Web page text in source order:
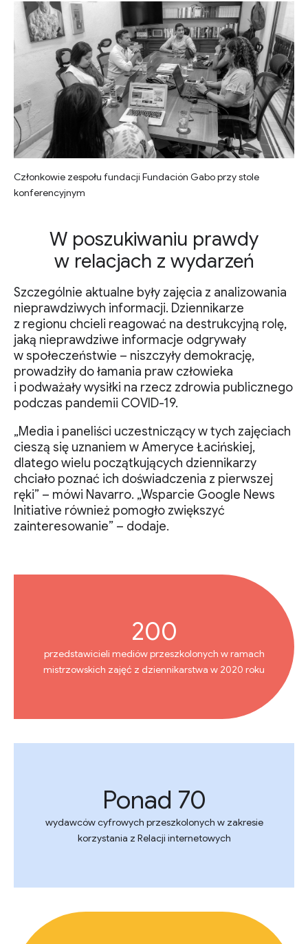
Członkowie zespołu fundacji Fundación Gabo przy stole
konferencyjnym
W poszukiwaniu prawdy
w relacjach z wydarzeń
Szczególnie aktualne były zajęcia z analizowania
nieprawdziwych informacji. Dziennikarze
z regionu chcieli reagować na destrukcyjną rolę,
jaką nieprawdziwe informacje odgrywały
w społeczeństwie – niszczyły demokrację,
prowadziły do łamania praw człowieka
i podważały wysiłki na rzecz zdrowia publicznego
podczas pandemii COVID-19.
„Media i paneliści uczestniczący w tych zajęciach
cieszą się uznaniem w Ameryce Łacińskiej,
dlatego wielu początkujących dziennikarzy
chciało poznać ich doświadczenia z pierwszej
ręki” – mówi Navarro. „Wsparcie Google News
Initiative również pomogło zwiększyć
zainteresowanie” – dodaje.
200
przedstawicieli mediów przeszkolonych w ramach
mistrzowskich zajęć z dziennikarstwa w 2020 roku
Ponad 70
wydawców cyfrowych przeszkolonych w zakresie
korzystania z Relacji internetowych